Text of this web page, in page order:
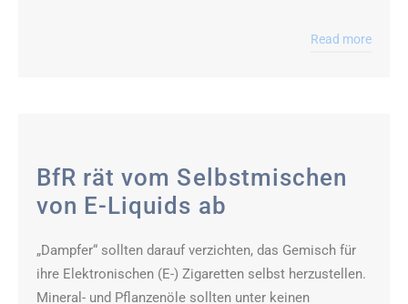
Read more
BfR rät vom Selbstmischen
von E-Liquids ab
„Dampfer“ sollten darauf verzichten, das Gemisch für
ihre Elektronischen (E-) Zigaretten selbst herzustellen.
Mineral- und Pflanzenöle sollten unter keinen